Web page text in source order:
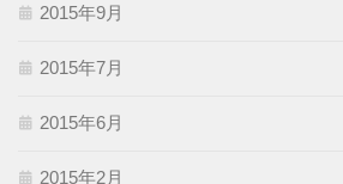
2015年9月
2015年7月
2015年6月
2015年2月